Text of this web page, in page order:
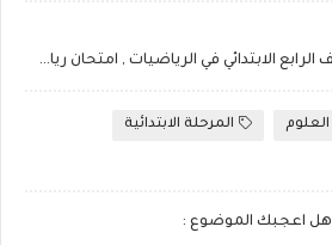
إمتحان نصف الترم للصف الرابع الابتدائي في الرياضيات , امتحان رياضيات ميد ترم رابعة ابتدائى
العلوم
المرحلة الابتدائية
هل اعجبك الموضوع :